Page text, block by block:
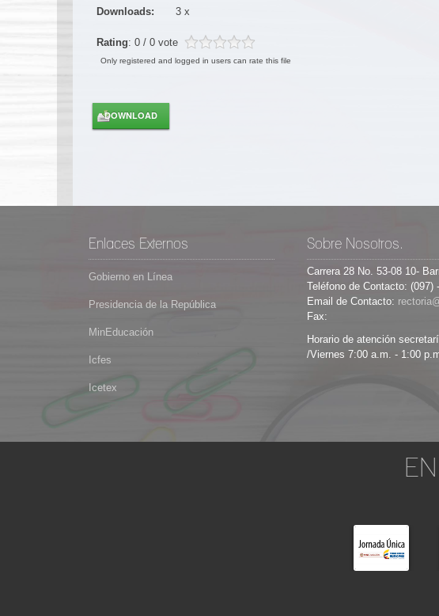
Downloads:
3 x
Rating: 0 / 0 vote
Only registered and logged in users can rate this file
Enlaces Externos
Gobierno en Línea
Presidencia de la República
MinEducación
Icfes
Icetex
Sobre Nosotros.
Carrera 28 No. 53-08 10-
Teléfono de Contacto: (097)
Email de Contacto:
Fax:
Horario de atención
/Viernes 7:00 a.m. - 1:00